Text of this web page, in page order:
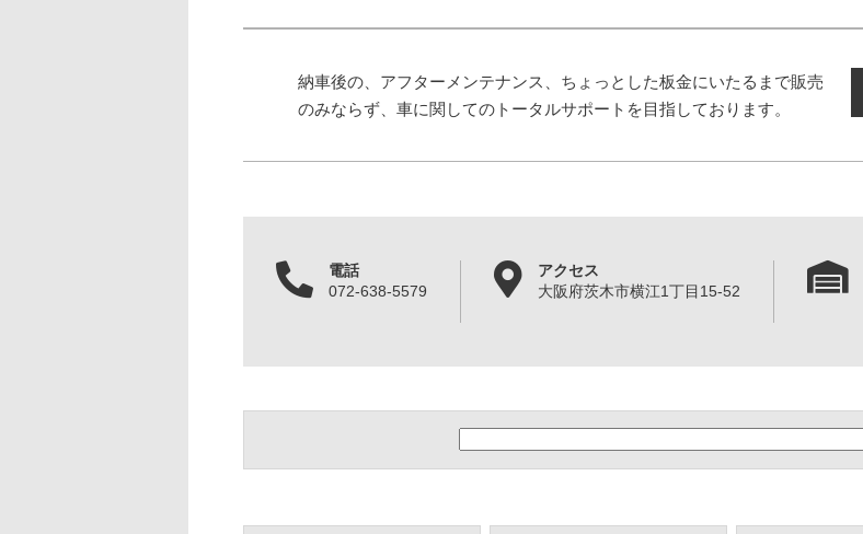
納車後の、アフターメンテナンス、ちょっとした板金にいたるまで販売
のみならず、車に関してのトータルサポートを目指しております。
電話
072-638-5579
アクセス
大阪府茨木市横江1丁目15-52